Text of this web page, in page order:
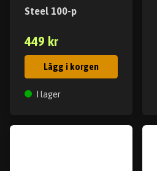
Steel 100-p
449 kr
Lägg i korgen
I lager